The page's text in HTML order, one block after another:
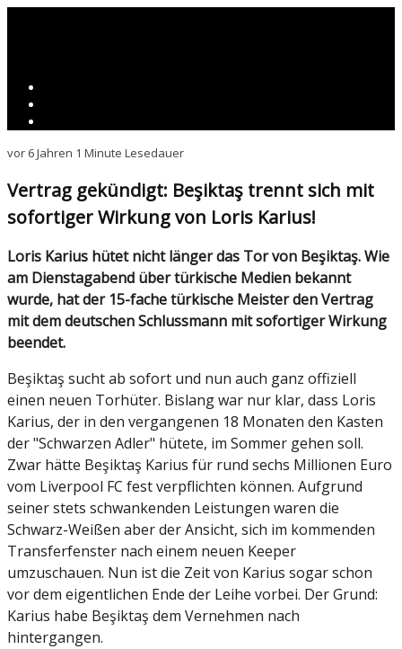
vor 6 Jahren 1 Minute Lesedauer
Vertrag gekündigt: Beşiktaş trennt sich mit
sofortiger Wirkung von Loris Karius!
Loris Karius hütet nicht länger das Tor von Beşiktaş. Wie
am Dienstagabend über türkische Medien bekannt
wurde, hat der 15-fache türkische Meister den Vertrag
mit dem deutschen Schlussmann mit sofortiger Wirkung
beendet.
Beşiktaş sucht ab sofort und nun auch ganz offiziell
einen neuen Torhüter. Bislang war nur klar, dass Loris
Karius, der in den vergangenen 18 Monaten den Kasten
der "Schwarzen Adler" hütete, im Sommer gehen soll.
Zwar hätte Beşiktaş Karius für rund sechs Millionen Euro
vom Liverpool FC fest verpflichten können. Aufgrund
seiner stets schwankenden Leistungen waren die
Schwarz-Weißen aber der Ansicht, sich im kommenden
Transferfenster nach einem neuen Keeper
umzuschauen. Nun ist die Zeit von Karius sogar schon
vor dem eigentlichen Ende der Leihe vorbei. Der Grund:
Karius habe Beşiktaş dem Vernehmen nach
hintergangen.